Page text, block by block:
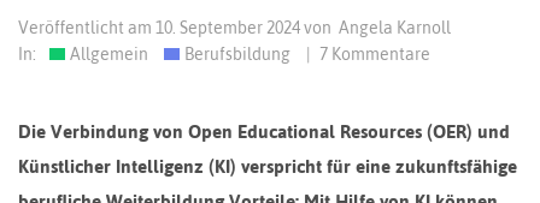
Veröffentlicht am 10. September 2024von Angela Karnoll
In:
Allgemein Berufsbildung 7 Kommentare
Die Verbindung von Open Educational Resources (OER) und
Künstlicher Intelligenz (KI) verspricht für eine zukunftsfähige